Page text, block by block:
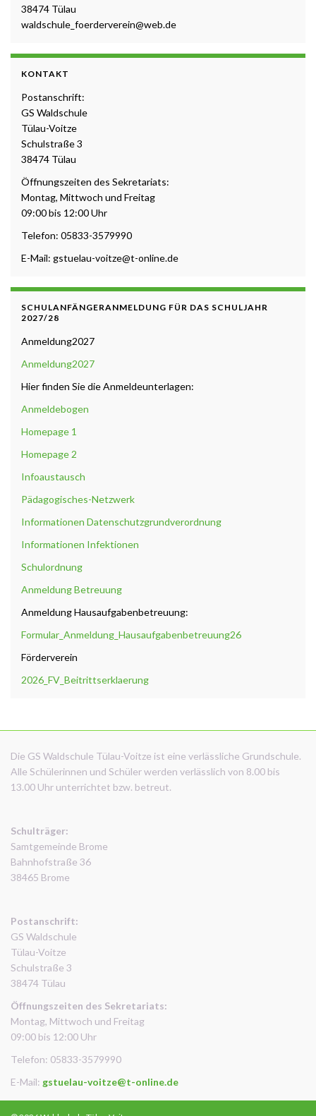
38474 Tülau
waldschule_foerderverein@web.de
KONTAKT
Postanschrift:
GS Waldschule
Tülau-Voitze
Schulstraße 3
38474 Tülau
Öffnungszeiten des Sekretariats:
Montag, Mittwoch und Freitag
09:00 bis 12:00 Uhr
Telefon: 05833-3579990
E-Mail: gstuelau-voitze@t-online.de
SCHULANFÄNGERANMELDUNG FÜR DAS SCHULJAHR
2027/28
Anmeldung2027
Anmeldung2027
Hier finden Sie die Anmeldeunterlagen:
Anmeldebogen
Homepage 1
Homepage 2
Infoaustausch
Pädagogisches-Netzwerk
Informationen Datenschutzgrundverordnung
Informationen Infektionen
Schulordnung
Anmeldung Betreuung
Anmeldung Hausaufgabenbetreuung:
Formular_Anmeldung_Hausaufgabenbetreuung26
Förderverein
2026_FV_Beitrittserklaerung
Die GS Waldschule Tülau-Voitze ist eine verlässliche Grundschule.
Alle Schülerinnen und Schüler werden verlässlich von 8.00 bis
13.00 Uhr unterrichtet bzw. betreut.
Schulträger:
Samtgemeinde Brome
Bahnhofstraße 36
38465 Brome
Postanschrift:
GS Waldschule
Tülau-Voitze
Schulstraße 3
38474 Tülau
Öffnungszeiten des Sekretariats:
Montag, Mittwoch und Freitag
09:00 bis 12:00 Uhr
Telefon: 05833-3579990
E-Mail: gstuelau-voitze@t-online.de